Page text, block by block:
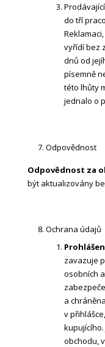
do tří
vyřídí bez
dnů od
písemně
této lhůty
jednalo o
Odpovědnost
Odpovědnost za
být aktualizovány
Ochrana údajů
zavazuje
osobních
a
v
obchodu,